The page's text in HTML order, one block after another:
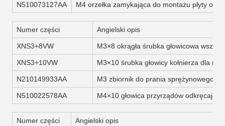
N510073127AA M4 orzełka zamykająca do montażu płyty
Numer części Angielski opis
XNS3+8VW M3×8 okrągła śrubka głowicowa
XNS3+10VW M3×10 śrubka głowicy kołnierza dla
N210149933AA M3 zbiornik do prania sprężynowego
N510022578AA M4×10 głowica przyrządów
Numer części Angielski opis